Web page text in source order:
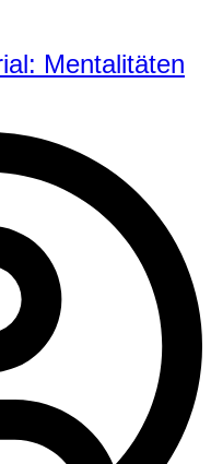
Mentalitäten